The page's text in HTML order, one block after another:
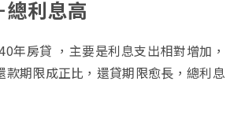
利息高
年房貸 ，主要是利息支出相對增加，
款期限成正比，還貸期限愈長，總利息